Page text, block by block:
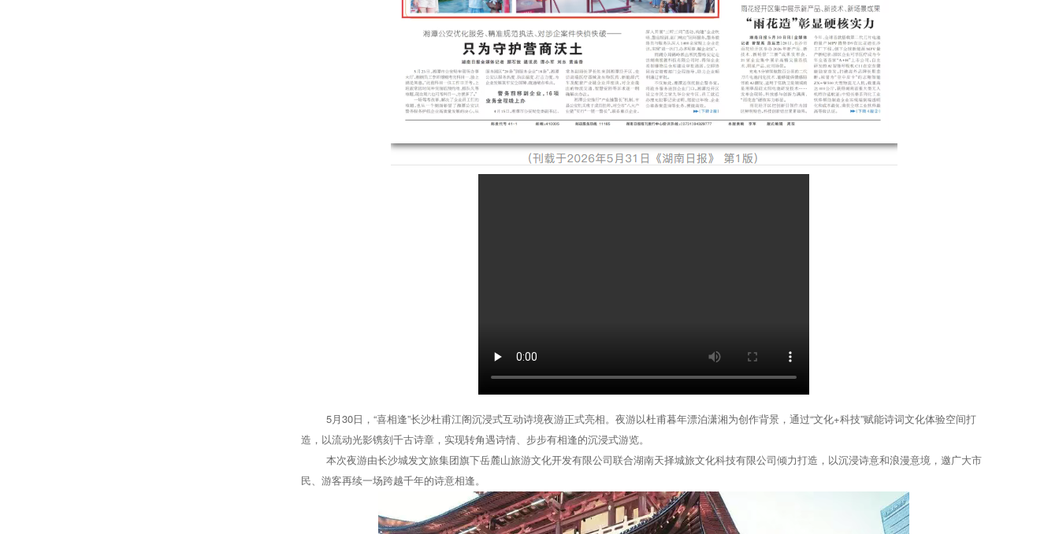
5月30日，“喜相逢”长沙杜甫江阁沉浸式互动诗境夜游正式亮相。夜游以杜甫暮年漂泊潇湘为创作背景，通过“文化+科技”赋能诗词文化体验空间打
造，以流动光影镌刻千古诗章，实现转角遇诗情、步步有相逢的沉浸式游览。
本次夜游由长沙城发文旅集团旗下岳麓山旅游文化开发有限公司联合湖南天择城旅文化科技有限公司倾力打造，以沉浸诗意和浪漫意境，邀广大市
民、游客再续一场跨越千年的诗意相逢。